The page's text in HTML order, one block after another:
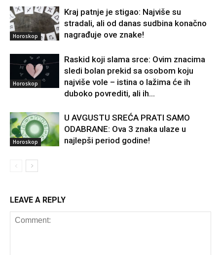
Horoskop
Kraj patnje je stigao: Najviše su
stradali, ali od danas sudbina konačno
nagrađuje ove znake!
Horoskop
Raskid koji slama srce: Ovim znacima
sledi bolan prekid sa osobom koju
najviše vole – istina o lažima će ih
duboko povrediti, ali ih...
Horoskop
U AVGUSTU SREĆA PRATI SAMO
ODABRANE: Ova 3 znaka ulaze u
najlepši period godine!
LEAVE A REPLY